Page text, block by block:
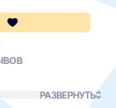
РАЗВЕРНУТЬ